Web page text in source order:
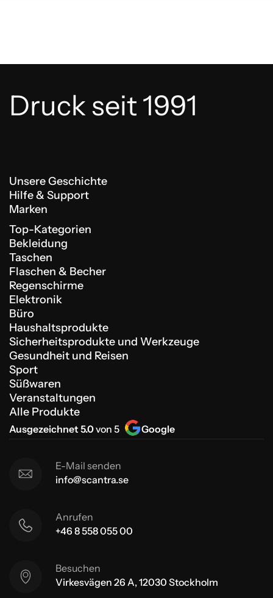
Druck seit 1991
Unsere Geschichte
Hilfe & Support
Marken
Top-Kategorien
Bekleidung
Taschen
Flaschen & Becher
Regenschirme
Elektronik
Büro
Haushaltsprodukte
Sicherheitsprodukte und Werkzeuge
Gesundheit und Reisen
Sport
Süßwaren
Veranstaltungen
Alle Produkte
Ausgezeichnet 5.0von 5 Google
E-Mail senden
info@scantra.se
Anrufen
+46 8 558 055 00
Besuchen
Virkesvägen 26 A, 12030 Stockholm